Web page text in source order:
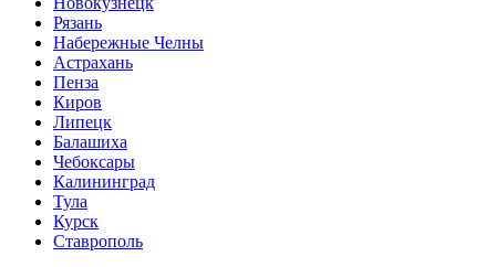
Рязань
Набережные Челны
Астрахань
Пенза
Киров
Липецк
Балашиха
Чебоксары
Калининград
Тула
Курск
Ставрополь